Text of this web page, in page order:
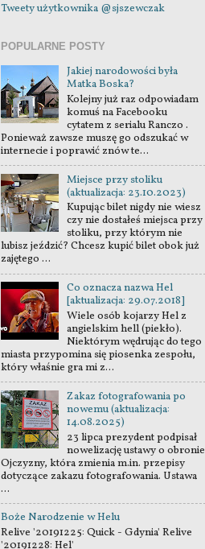
Tweety użytkownika @sjszewczak
POPULARNE POSTY
Jakiej narodowości była
Matka Boska?
Kolejny już raz odpowiadam
komuś na Facebooku
cytatem z serialu Ranczo .
Ponieważ zawsze muszę go odszukać w
internecie i poprawić znów te...
Miejsce przy stoliku
(aktualizacja: 23.10.2023)
Kupując bilet nigdy nie wiesz
czy nie dostałeś miejsca przy
stoliku, przy którym nie
lubisz jeździć? Chcesz kupić bilet obok już
zajętego ...
Co oznacza nazwa Hel
[aktualizacja: 29.07.2018]
Wiele osób kojarzy Hel z
angielskim hell (piekło).
Niektórym wędrując do tego
miasta przypomina się piosenka zespołu,
który właśnie gra mi z...
Zakaz fotografowania po
nowemu (aktualizacja:
14.08.2025)
23 lipca prezydent podpisał
nowelizację ustawy o obronie
Ojczyzny, która zmienia m.in. przepisy
dotyczące zakazu fotografowania. Ustawa
...
Boże Narodzenie w Helu
Relive '20191225: Quick - Gdynia' Relive
'20191228: Hel'